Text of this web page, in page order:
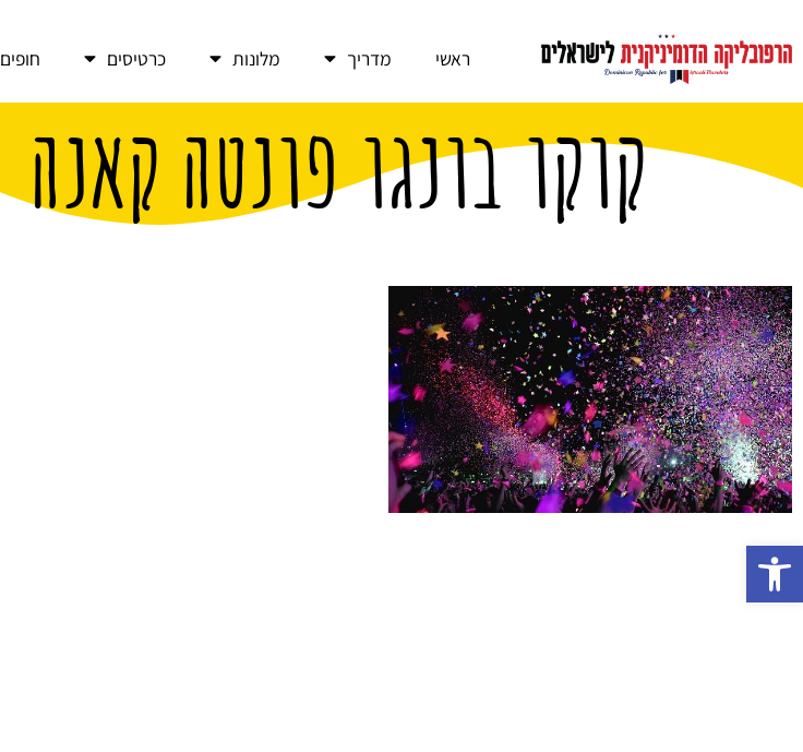
ראשי מדריך מלונות כרטיסים חופים
קוקו בונגו פונטה קאנה
פתח סרגל נגישות